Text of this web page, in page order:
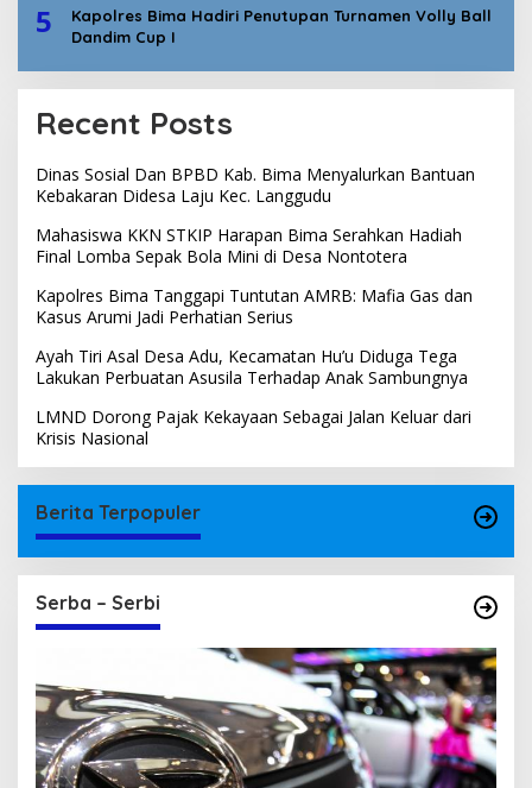
5
Kapolres Bima Hadiri Penutupan Turnamen Volly Ball
Dandim Cup I
Recent Posts
Dinas Sosial Dan BPBD Kab. Bima Menyalurkan Bantuan
Kebakaran Didesa Laju Kec. Langgudu
Mahasiswa KKN STKIP Harapan Bima Serahkan Hadiah
Final Lomba Sepak Bola Mini di Desa Nontotera
Kapolres Bima Tanggapi Tuntutan AMRB: Mafia Gas dan
Kasus Arumi Jadi Perhatian Serius
Ayah Tiri Asal Desa Adu, Kecamatan Hu’u Diduga Tega
Lakukan Perbuatan Asusila Terhadap Anak Sambungnya
LMND Dorong Pajak Kekayaan Sebagai Jalan Keluar dari
Krisis Nasional
Berita Terpopuler
Serba – Serbi